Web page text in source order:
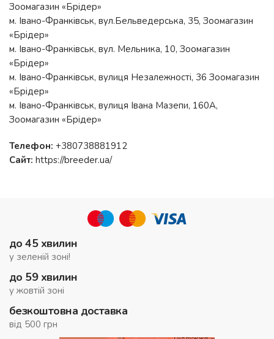
Зоомагазин «Брідер»
м. Івано-Франківськ, вул.Бельведерська, 35, Зоомагазин
«Брідер»
м. Івано-Франківськ, вул. Мельника, 10, Зоомагазин
«Брідер»
м. Івано-Франківськ, вулиця Незалежності, 36 Зоомагазин
«Брідер»
м. Івано-Франківськ, вулиця Івана Мазепи, 160А,
Зоомагазин «Брідер»
Телефон: +380738881912
Сайт: https://breeder.ua/
до 45 хвилин
у зеленій зоні!
до 59 хвилин
у жовтій зоні
безкоштовна доставка
від 500 грн